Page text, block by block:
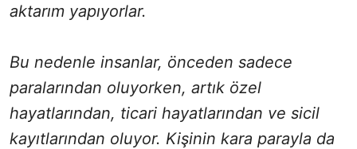
aktarım yapıyorlar.
Bu nedenle insanlar, önceden sadece
paralarından oluyorken, artık özel
hayatlarından, ticari hayatlarından ve sicil
kayıtlarından oluyor. Kişinin kara parayla da